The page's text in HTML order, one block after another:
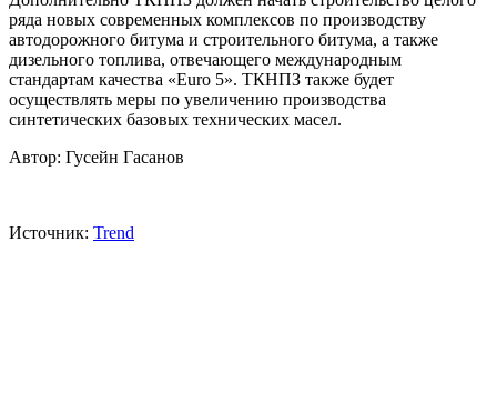
ряда новых современных комплексов по производству
автодорожного битума и строительного битума, а также
дизельного топлива, отвечающего международным
стандартам качества «Euro 5». ТКНПЗ также будет
осуществлять меры по увеличению производства
синтетических базовых технических масел.
Автор: Гусейн Гасанов
Источник: Trend